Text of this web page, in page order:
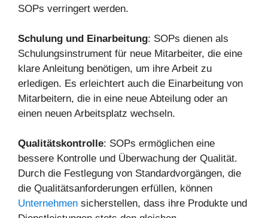
SOPs verringert werden.
Schulung und Einarbeitung: SOPs dienen als
Schulungsinstrument für neue Mitarbeiter, die eine
klare Anleitung benötigen, um ihre Arbeit zu
erledigen. Es erleichtert auch die Einarbeitung von
Mitarbeitern, die in eine neue Abteilung oder an
einen neuen Arbeitsplatz wechseln.
Qualitätskontrolle: SOPs ermöglichen eine
bessere Kontrolle und Überwachung der Qualität.
Durch die Festlegung von Standardvorgängen, die
die Qualitätsanforderungen erfüllen, können
Unternehmen sicherstellen, dass ihre Produkte und